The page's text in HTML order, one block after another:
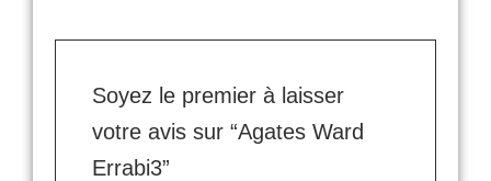
Soyez le premier à laisser
votre avis sur “Agates Ward
Errabi3”